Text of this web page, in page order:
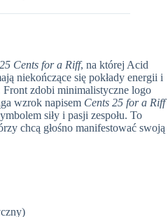
25 Cents for a Riff, na której Acid
niekończące się pokłady energii i
zdobi minimalistyczne logo
wzrok napisem Cents 25 for a Riff
siły i pasji zespołu. To
chcą głośno manifestować swoją